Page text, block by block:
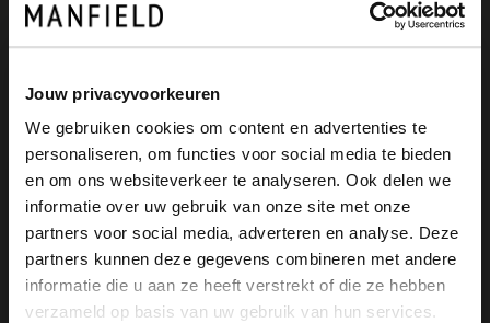
Jouw privacyvoorkeuren
We gebruiken cookies om content en advertenties te
personaliseren, om functies voor social media te bieden
en om ons websiteverkeer te analyseren. Ook delen we
informatie over uw gebruik van onze site met onze
partners voor social media, adverteren en analyse. Deze
partners kunnen deze gegevens combineren met andere
informatie die u aan ze heeft verstrekt of die ze hebben
verzameld op basis van uw gebruik van hun services.
Omschrijving
Gouden leren slingbacks van het merk No
Stress met memory foam voetbed en hak
van 4 cm. We adviseren als verzorging en
bescherming de Collonil Carbon Pro.
×
View this website in English?
It looks like your language isn't Dutch. Would
you like to switch to English?